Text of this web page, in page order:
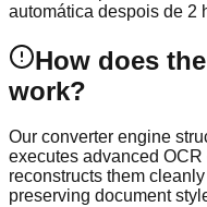
automática despois de 2
How does
work?
Our converter engine
executes advanced
reconstructs them
preserving document